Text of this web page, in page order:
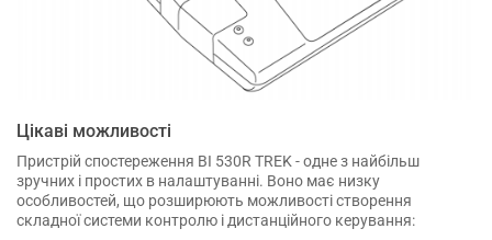
Цікаві можливості
Пристрій спостереження BI 530R TREK - одне з найбільш
зручних і простих в налаштуванні. Воно має низку
особливостей, що розширюють можливості створення
складної системи контролю і дистанційного керування: